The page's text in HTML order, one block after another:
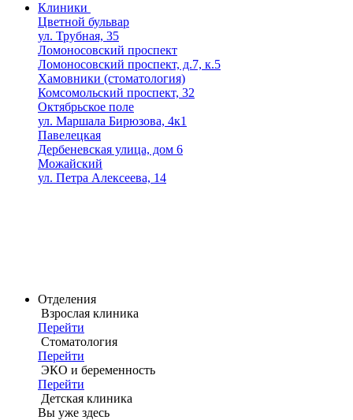
Клиники
Цветной бульвар
ул. Трубная, 35
Ломоносовский проспект
Ломоносовский проспект, д.7, к.5
Хамовники (стоматология)
Комсомольский проспект, 32
Октябрьское поле
ул. Маршала Бирюзова, 4к1
Павелецкая
Дербеневская улица, дом 6
Можайский
ул. Петра Алексеева, 14
Отделения
Взрослая клиника
Перейти
Стоматология
Перейти
ЭКО и беременность
Перейти
Детская клиника
Вы уже здесь